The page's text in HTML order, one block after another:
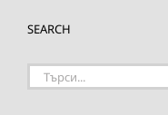
SEARCH
Търсене